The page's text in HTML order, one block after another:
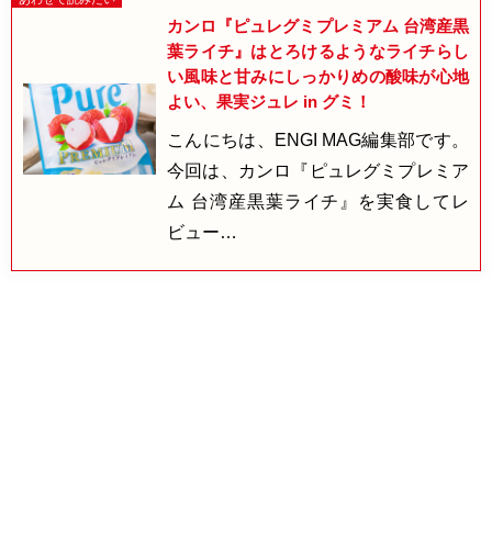
カンロ『ピュレグミプレミアム 台湾産黒
葉ライチ』はとろけるようなライチらし
い風味と甘みにしっかりめの酸味が心地
よい、果実ジュレ in グミ！
こんにちは、ENGI MAG編集部です。
今回は、カンロ『ピュレグミプレミア
ム 台湾産黒葉ライチ』を実食してレ
ビュー…